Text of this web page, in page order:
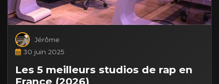
Jérôme
30 juin 2025
Les 5 meilleurs studios de rap en
France (2026)